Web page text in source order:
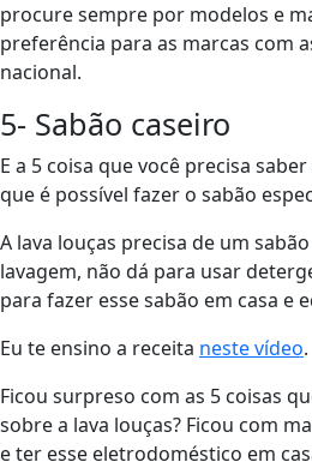
procure sempre por modelos e
preferência para as marcas com
nacional.
5- Sabão caseiro
E a 5 coisa que você precisa
que é possível fazer o sabão
A lava louças precisa de um
lavagem, não dá para usar
para fazer esse sabão em casa e
Eu te ensino a receita neste vídeo.
Ficou surpreso com as 5 coisas
sobre a lava louças? Ficou com
e ter esse eletrodoméstico em